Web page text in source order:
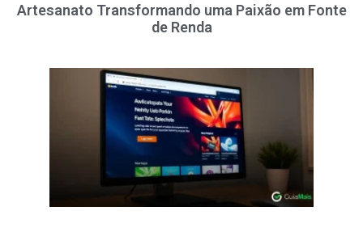
Artesanato Transformando uma Paixão em Fonte
de Renda